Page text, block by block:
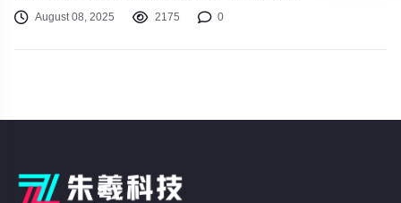
藓，空气中弥漫着雨后泥土的芬芳和远处未知花朵的
奇异甜香。抬头望去，高耸入云的遗迹尖塔刺破云
August 08, 2025 2175 0